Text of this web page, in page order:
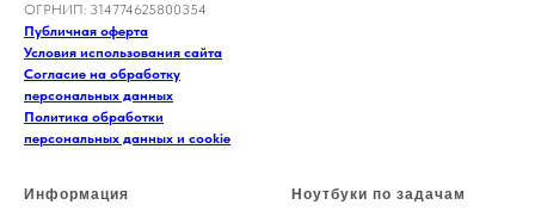
ОГРНИП: 314774625800354
Публичная оферта
Условия использования сайта
Согласие на обработку
персональных данных
Политика обработки
персональных данных и cookie
Информация Ноутбуки по задачам